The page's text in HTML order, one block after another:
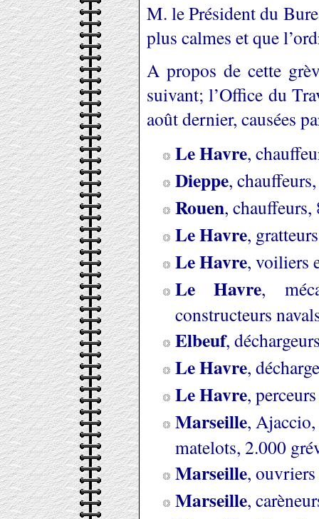
M. le Président du
plus calmes et que
A propos de cette
suivant; l’Office du
août dernier, causées
Le Havre,
Dieppe,
Rouen, chauffeurs,
Le Havre,
Le Havre, voiliers
Le Havre,
constructeurs
Elbeuf,
Le Havre,
Le Havre,
Marseille, Ajaccio,
matelots, 2.000
Marseille,
Marseille,